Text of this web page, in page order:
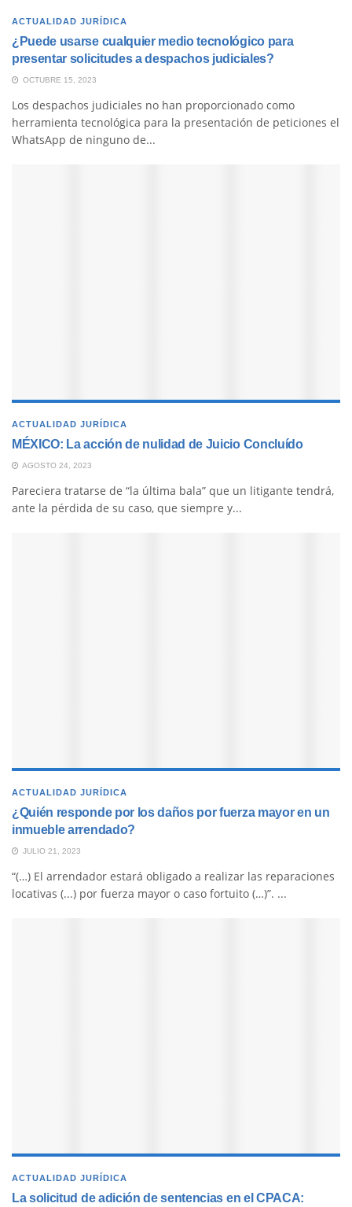
ACTUALIDAD JURÍDICA
¿Puede usarse cualquier medio tecnológico para
presentar solicitudes a despachos judiciales?
OCTUBRE 15, 2023
Los despachos judiciales no han proporcionado como
herramienta tecnológica para la presentación de peticiones el
WhatsApp de ninguno de...
ACTUALIDAD JURÍDICA
MÉXICO: La acción de nulidad de Juicio Concluído
AGOSTO 24, 2023
Pareciera tratarse de “la última bala” que un litigante tendrá,
ante la pérdida de su caso, que siempre y...
ACTUALIDAD JURÍDICA
¿Quién responde por los daños por fuerza mayor en un
inmueble arrendado?
JULIO 21, 2023
“(…) El arrendador estará obligado a realizar las reparaciones
locativas (...) por fuerza mayor o caso fortuito (…)”. ...
ACTUALIDAD JURÍDICA
La solicitud de adición de sentencias en el CPACA: